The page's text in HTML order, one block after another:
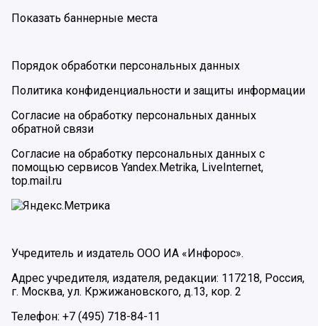
Показать баннерные места
Порядок обработки персональных данных
Политика конфиденциальности и защиты информации
Согласие на обработку персональных данных
обратной связи
Согласие на обработку персональных данных с
помощью сервисов Yandex.Metrika, LiveInternet,
top.mail.ru
Учредитель и издатель ООО ИА «Инфорос».
Адрес учредителя, издателя, редакции: 117218, Россия,
г. Москва, ул. Кржижановского, д.13, кор. 2
Телефон: +7 (495) 718-84-11